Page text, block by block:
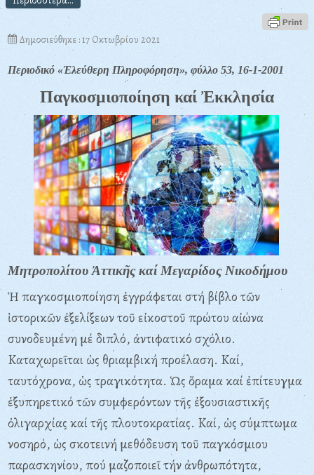
Δημοσιεύθηκε : 17 Οκτωβρίου 2021
Περιοδικό «Ἐλεύθερη Πληροφόρηση», φύλλο 53, 16-1-2001
Παγκοσμιοποίηση καί Ἐκκλησία
Μητροπολίτου Ἀττικῆς καί Μεγαρίδος Νικοδήμου
Ἡ παγκοσμιοποίηση ἐγγράφεται στή βίβλο τῶν
ἱστορικῶν ἐξελίξεων τοῦ εἰκοστοῦ πρώτου αἰώνα
συνοδευμένη μέ διπλό, ἀντιφατικό σχόλιο.
Kαταχωρεῖται ὡς θριαμβική προέλαση. Kαί,
ταυτόχρονα, ὡς τραγικότητα. Ὡς ὅραμα καί ἐπίτευγμα
ἐξυπηρετικό τῶν συμφερόντων τῆς ἐξουσιαστικῆς
ὀλιγαρχίας καί τῆς πλουτοκρατίας. Kαί, ὡς σύμπτωμα
νοσηρό, ὡς σκοτεινή μεθόδευση τοῦ παγκόσμιου
παρασκηνίου, πού μαζοποιεῖ τήν ἀνθρωπότητα,